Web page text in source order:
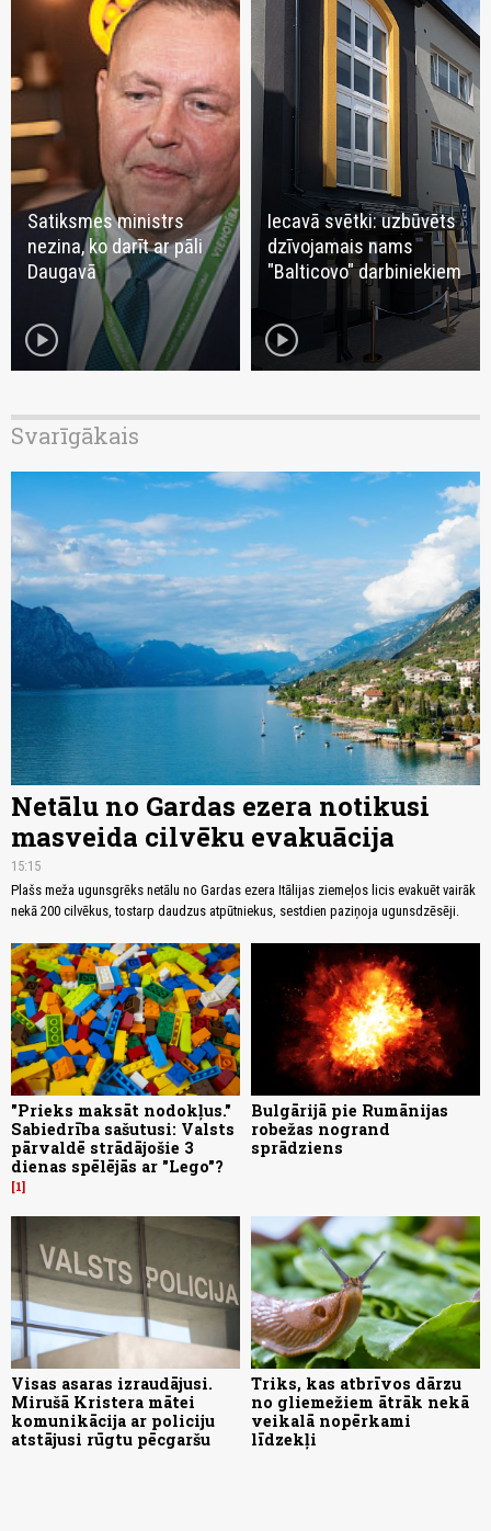
Satiksmes ministrs
nezina, ko darīt ar pāli
Daugavā
play_circle
Iecavā svētki: uzbūvēts
dzīvojamais nams
"Balticovo" darbiniekiem
play_circle
Svarīgākais
Netālu no Gardas ezera notikusi
masveida cilvēku evakuācija
15:15
Plašs meža ugunsgrēks netālu no Gardas ezera Itālijas ziemeļos licis evakuēt vairāk
nekā 200 cilvēkus, tostarp daudzus atpūtniekus, sestdien paziņoja ugunsdzēsēji.
"Prieks maksāt nodokļus."
Sabiedrība sašutusi: Valsts
pārvaldē strādājošie 3
dienas spēlējās ar "Lego"?
1
Bulgārijā pie Rumānijas
robežas nogrand
sprādziens
Visas asaras izraudājusi.
Mirušā Kristera mātei
komunikācija ar policiju
atstājusi rūgtu pēcgaršu
Triks, kas atbrīvos dārzu
no gliemežiem ātrāk nekā
veikalā nopērkami
līdzekļi